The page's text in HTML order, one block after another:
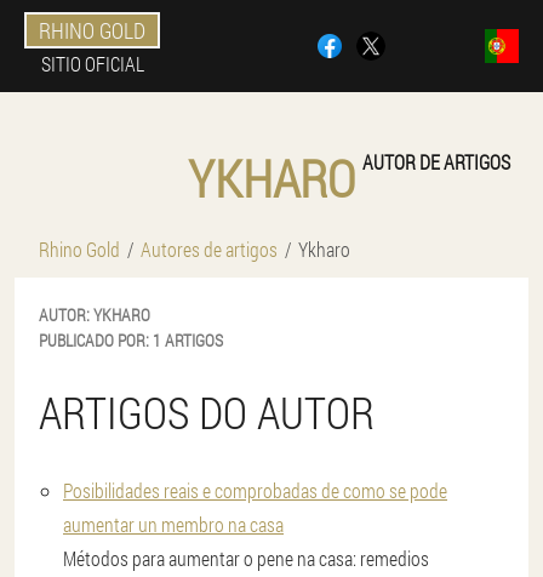
RHINO GOLD
SITIO OFICIAL
YKHARO AUTOR DE ARTIGOS
Rhino Gold Autores de artigos Ykharo
AUTOR:YKHARO
PUBLICADO POR: 1 ARTIGOS
ARTIGOS DO AUTOR
Posibilidades reais e comprobadas de como se pode
aumentar un membro na casa
Métodos para aumentar o pene na casa: remedios